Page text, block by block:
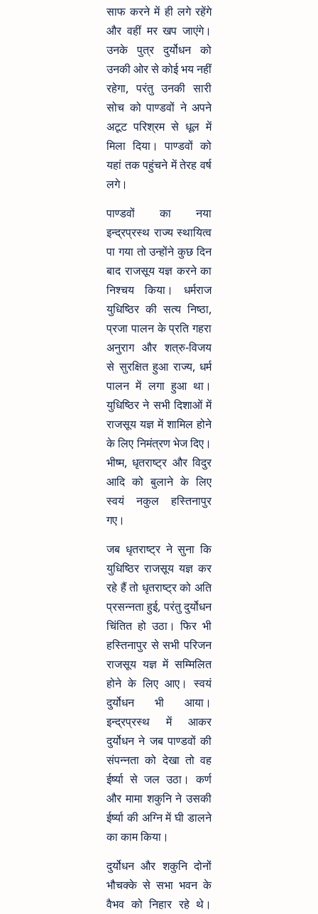
साफ करने में ही लगे रहेंगे
और वहीं मर खप जाएंगे।
उनके पुत्र दुर्योधन को
उनकी ओर से कोई भय नहीं
रहेगा, परंतु उनकी सारी
सोच को पाण्डवों ने अपने
अटूट परिश्रम से धूल में
मिला दिया। पाण्डवों को
यहां तक पहुंचने में तेरह वर्ष
लगे।
पाण्डवों का नया
इन्द्रप्रस्थ राज्य स्थायित्व
पा गया तो उन्होंने कुछ दिन
बाद राजसूय यज्ञ करने का
निश्चय किया। धर्मराज
युधिष्ठिर की सत्य निष्ठा,
प्रजा पालन के प्रति गहरा
अनुराग और शत्रु-विजय
से सुरक्षित हुआ राज्य, धर्म
पालन में लगा हुआ था।
युधिष्ठिर ने सभी दिशाओं में
राजसूय यज्ञ में शामिल होने
के लिए निमंत्रण भेज दिए।
भीष्म, धृतराष्ट्र और विदुर
आदि को बुलाने के लिए
स्वयं नकुल हस्तिनापुर
गए।
जब धृतराष्ट्र ने सुना कि
युधिष्ठिर राजसूय यज्ञ कर
रहे हैं तो धृतराष्ट्र को अति
प्रसन्नता हुई, परंतु दुर्योधन
चिंतित हो उठा। फिर भी
हस्तिनापुर से सभी परिजन
राजसूय यज्ञ में सम्मिलित
होने के लिए आए। स्वयं
दुर्योधन भी आया।
इन्द्रप्रस्थ में आकर
दुर्योधन ने जब पाण्डवों की
संपन्नता को देखा तो वह
ईर्ष्या से जल उठा। कर्ण
और मामा शकुनि ने उसकी
ईर्ष्या की अग्नि में घी डालने
का काम किया।
दुर्योधन और शकुनि दोनों
भौचक्के से सभा भवन के
वैभव को निहार रहे थे।